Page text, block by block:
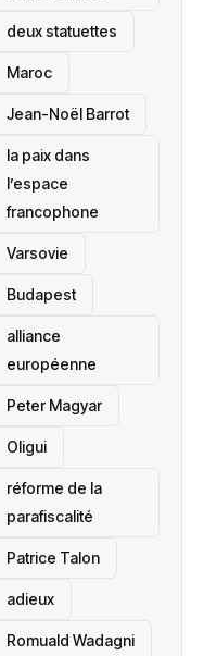
deux statuettes
Maroc
Jean-Noël Barrot
la paix dans
l’espace
francophone
‎Varsovie
Budapest
alliance
européenne
Peter Magyar
Oligui
réforme de la
parafiscalité
Patrice Talon
adieux
Romuald Wadagni